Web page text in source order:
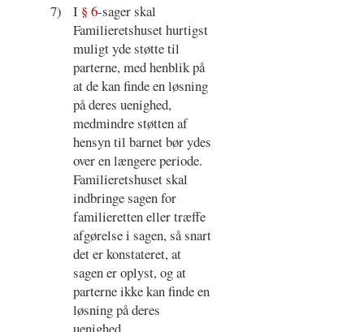
7)
I § 6-sager skal
Familieretshuset hurtigst
muligt yde støtte til
parterne, med henblik på
at de kan finde en løsning
på deres uenighed,
medmindre støtten af
hensyn til barnet bør ydes
over en længere periode.
Familieretshuset skal
indbringe sagen for
familieretten eller træffe
afgørelse i sagen, så snart
det er konstateret, at
sagen er oplyst, og at
parterne ikke kan finde en
løsning på deres
uenighed.